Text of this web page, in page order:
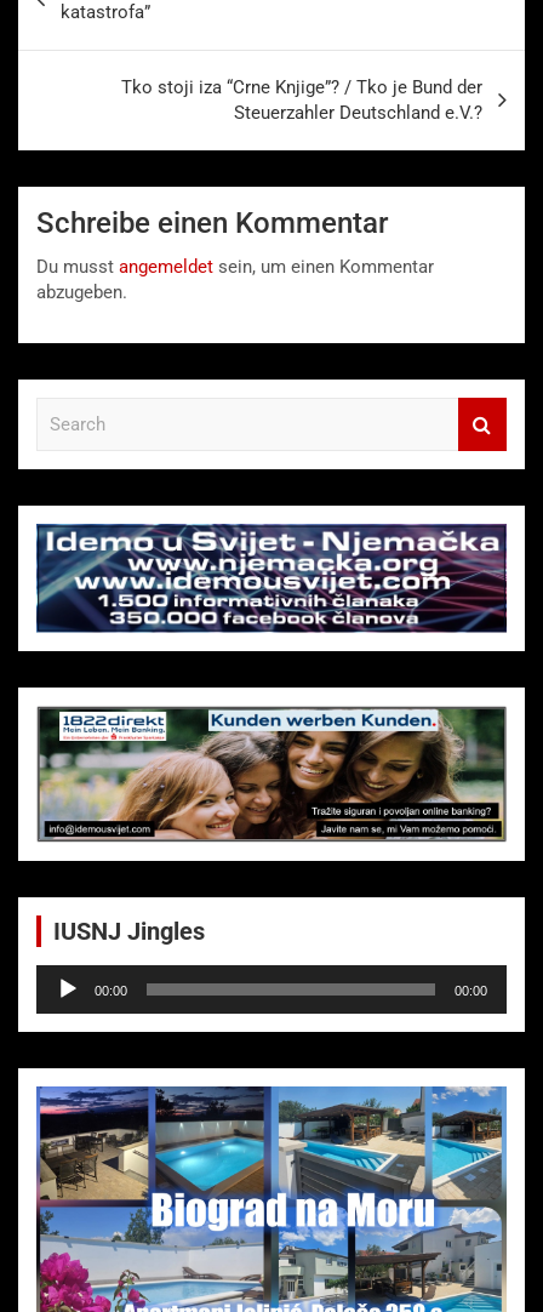
katastrofa”
Tko stoji iza “Crne Knjige”? / Tko je Bund der
Steuerzahler Deutschland e.V.?
Schreibe einen Kommentar
Du musst angemeldet sein, um einen Kommentar
abzugeben.
c
h
IUSNJ Jingles
Audio-
Player
00:00 00:00